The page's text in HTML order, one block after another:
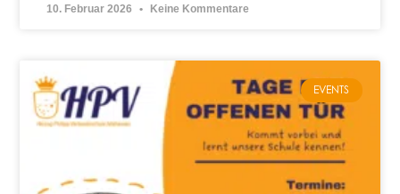
10. Februar 2026 Keine Kommentare
EVENTS